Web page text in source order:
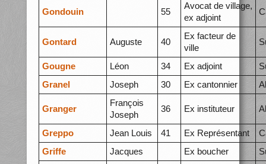
Gondouin 55
Avocat de village,
ex adjoint
Gontard Auguste 40
Ex facteur de
ville
Gougne Léon 34 Ex adjoint
Granel
Joseph 30 Ex cantonnier
Granger
François
Joseph
36 Ex instituteur
Greppo Jean Louis 41 Ex Représentant
Griffe
Jacques Ex boucher